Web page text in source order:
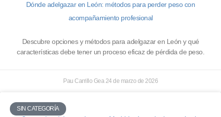
Dónde adelgazar en León: métodos para perder peso con
acompañamiento profesional
Descubre opciones y métodos para adelgazar en León y qué
características debe tener un proceso eficaz de pérdida de peso.
Pau Carrillo Gea24 de marzo de 2026
SIN CATEGORÍA